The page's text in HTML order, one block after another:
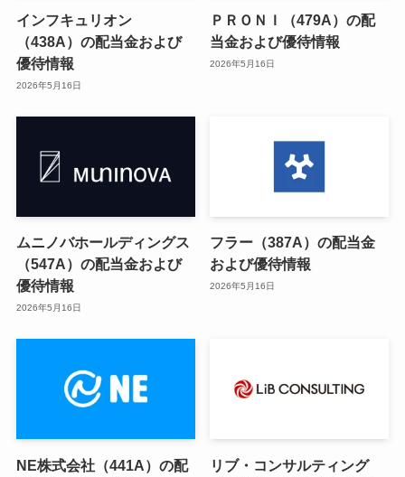
インフキュリオン
（438A）の配当金および
優待情報
2026年5月16日
ＰＲＯＮＩ（479A）の配
当金および優待情報
2026年5月16日
ムニノバホールディングス
（547A）の配当金および
優待情報
2026年5月16日
フラー（387A）の配当金
および優待情報
2026年5月16日
NE株式会社（441A）の配
リブ・コンサルティング